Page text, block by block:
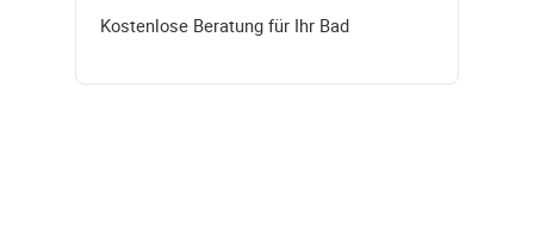
Kostenlose Beratung für Ihr Bad